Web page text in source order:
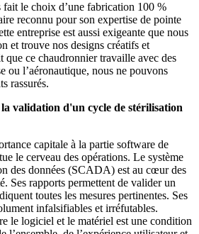
fait le choix d’une fabrication 100 %
reconnu pour son expertise de pointe
entreprise est aussi exigeante que nous
et trouve nos designs créatifs et
que ce chaudronnier travaille avec des
ou l’aéronautique, nous ne pouvons
rassurés.
validation d'un cycle de stérilisation
capitale à la partie software de
le cerveau des opérations. Le système
des données (SCADA) est au cœur des
Ses rapports permettent de valider un
toutes les mesures pertinentes. Ses
infalsifiables et irréfutables.
le logiciel et le matériel est une condition